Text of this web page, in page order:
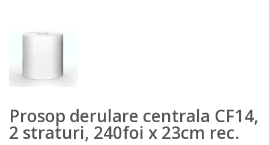
Prosop derulare centrala CF14,
2 straturi, 240foi x 23cm rec.